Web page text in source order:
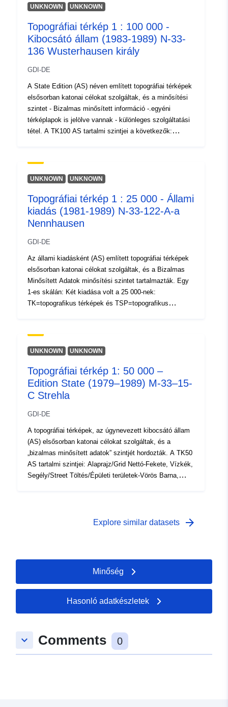
52.83 ], [ 12.74, 52.83 ], [
12.74, 52.99 ] ]
Típus: Polygon
Eredet:
Sie per Anfrage an die E...
Azonosítók:
https://registry.gdi-
de.org/id/de.bb.metadata/
uriRef:
b2bb-4fa4-98b7-0bb4111bf3ce~~1
Felhalmozási
időszakosság:
unknown
UNKNOWN UNKNOWN
Topográfiai térkép 1 : 100 000 -
Kibocsátó állam (1983-1989) N-33-
136 Wusterhausen király
GDI-DE
A State Edition (AS) néven említett topográfiai térképek
elsősorban katonai célokat szolgáltak, és a minősítési
szintet - Bizalmas minősített információ -.egyéni
térképlapok is jelölve vannak - különleges szolgáltatási
tétel. A TK100 AS tartalmi szintjei a következők:
UNKNOWN UNKNOWN
Topográfiai térkép 1 : 25 000 - Állami
kiadás (1981-1989) N-33-122-A-a
Nennhausen
GDI-DE
Az állami kiadásként (AS) említett topográfiai térképek
elsősorban katonai célokat szolgáltak, és a Bizalmas
Minősített Adatok minősítési szintet tartalmazták. Egy
1-es skálán: Két kiadása volt a 25 000-nek:
TK=topografikus térképek és TSP=topografikus
UNKNOWN UNKNOWN
Topográfiai térkép 1: 50 000 –
Edition State (1979–1989) M-33–15-
C Strehla
GDI-DE
A topográfiai térképek, az úgynevezett kibocsátó állam
(AS) elsősorban katonai célokat szolgáltak, és a
„bizalmas minősített adatok” szintjét hordozták. A TK50
AS tartalmi szintjei: Alaprajz/Grid Nettó-Fekete, Vízkék,
Segély/Street Töltés/Épületi területek-Vörös Barna,
Explore similar datasets arrow_forward
Minőség
Hasonló adatkészletek
keyboard_arrow_down Comments 0